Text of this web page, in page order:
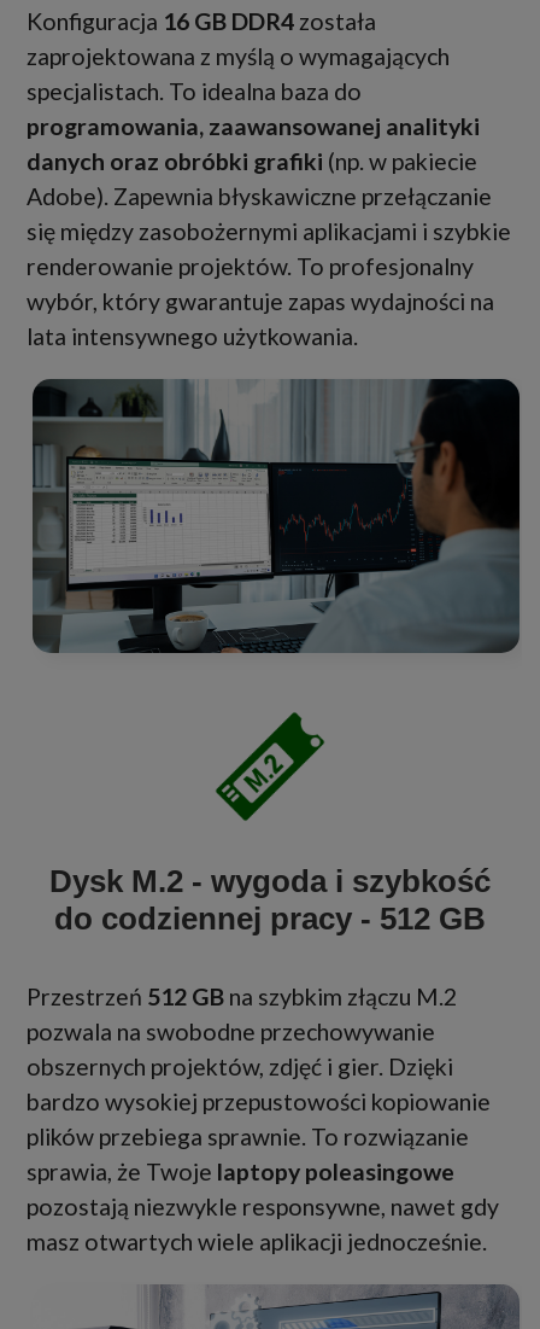
Konfiguracja 16 GB DDR4 została
zaprojektowana z myślą o wymagających
specjalistach. To idealna baza do
programowania, zaawansowanej analityki
danych oraz obróbki grafiki (np. w pakiecie
Adobe). Zapewnia błyskawiczne przełączanie
się między zasobożernymi aplikacjami i szybkie
renderowanie projektów. To profesjonalny
wybór, który gwarantuje zapas wydajności na
lata intensywnego użytkowania.
Dysk M.2 - wygoda i szybkość
do codziennej pracy - 512 GB
Przestrzeń 512 GB na szybkim złączu M.2
pozwala na swobodne przechowywanie
obszernych projektów, zdjęć i gier. Dzięki
bardzo wysokiej przepustowości kopiowanie
plików przebiega sprawnie. To rozwiązanie
sprawia, że Twoje laptopy poleasingowe
pozostają niezwykle responsywne, nawet gdy
masz otwartych wiele aplikacji jednocześnie.